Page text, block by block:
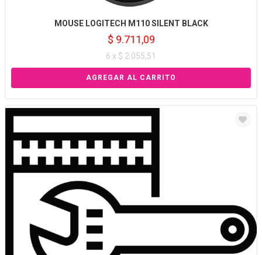
MOUSE LOGITECH M110 SILENT BLACK
$ 9.711,09
6 x $ 2.055,51